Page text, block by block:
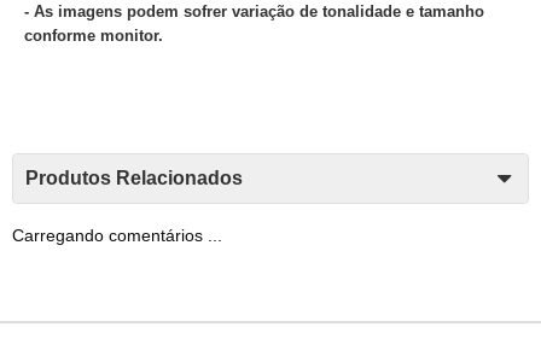
- As imagens podem sofrer variação de tonalidade e tamanho
conforme monitor.
Produtos Relacionados
Carregando comentários ...